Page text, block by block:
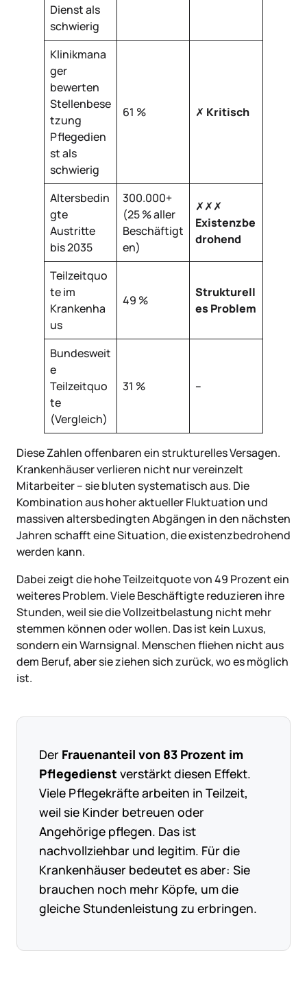
Dienst als
schwierig
Klinikmana
ger
bewerten
Stellenbese
tzung
Pflegedien
st als
schwierig
61 % ✗ Kritisch
Altersbedin
gte
Austritte
bis 2035
300.000+
(25 % aller
Beschäftigt
en)
✗✗✗
Existenzbe
drohend
Teilzeitquo
te im
Krankenha
us
49 %
Strukturell
es Problem
Bundesweit
e
Teilzeitquo
te
(Vergleich)
31 % –
Diese Zahlen offenbaren ein strukturelles Versagen.
Krankenhäuser verlieren nicht nur vereinzelt
Mitarbeiter – sie bluten systematisch aus. Die
Kombination aus hoher aktueller Fluktuation und
massiven altersbedingten Abgängen in den nächsten
Jahren schafft eine Situation, die existenzbedrohend
werden kann.
Dabei zeigt die hohe Teilzeitquote von 49 Prozent ein
weiteres Problem. Viele Beschäftigte reduzieren ihre
Stunden, weil sie die Vollzeitbelastung nicht mehr
stemmen können oder wollen. Das ist kein Luxus,
sondern ein Warnsignal. Menschen fliehen nicht aus
dem Beruf, aber sie ziehen sich zurück, wo es möglich
ist.
Der Frauenanteil von 83 Prozent im
Pflegedienst verstärkt diesen Effekt.
Viele Pflegekräfte arbeiten in Teilzeit,
weil sie Kinder betreuen oder
Angehörige pflegen. Das ist
nachvollziehbar und legitim. Für die
Krankenhäuser bedeutet es aber: Sie
brauchen noch mehr Köpfe, um die
gleiche Stundenleistung zu erbringen.